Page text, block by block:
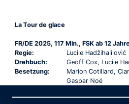
La Tour de glace
FR/DE 2025, 117 Min., FSK ab 12
Regie:
Lucile Hadžihalilović
Drehbuch:
Geoff Cox, Lucile
Besetzung:
Marion Cotillard,
Gaspar Noé